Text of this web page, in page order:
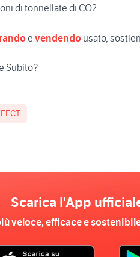
di tonnellate di CO2.
e vendendo usato,
Subito?
Scarica l'App
veloce, efficace e